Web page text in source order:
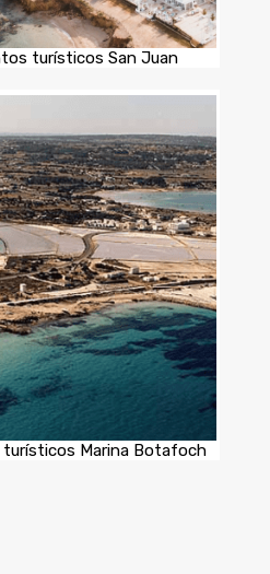
turísticos San Juan
Marina Botafoch